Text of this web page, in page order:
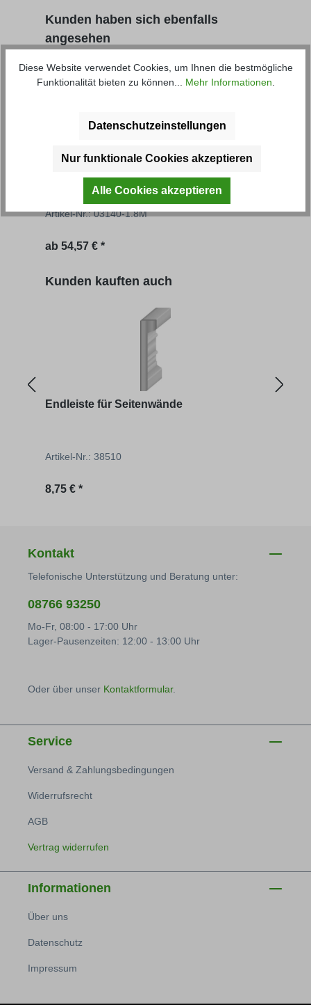
Produktgalerie überspringen
Kunden haben sich ebenfalls
angesehen
Aufsatzbordwand NS
Artikel-Nr.: 03140-1.8M
Regulärer Preis:
ab 54,57 € *
Produktgalerie überspringen
Kunden kauften auch
Endleiste für Seitenwände
Artikel-Nr.: 38510
Regulärer Preis:
8,75 € *
Kontakt
Telefonische Unterstützung und Beratung unter:
08766 93250
Mo-Fr, 08:00 - 17:00 Uhr
Lager-Pausenzeiten: 12:00 - 13:00 Uhr
Oder über unser Kontaktformular.
Service
Versand & Zahlungsbedingungen
Widerrufsrecht
AGB
Vertrag widerrufen
Informationen
Über uns
Datenschutz
Impressum
Diese Website verwendet Cookies, um Ihnen die bestmögliche
Funktionalität bieten zu können... Mehr Informationen
Datenschutzeinstellungen
Nur funktionale Cookies akzeptieren
Alle Cookies akzeptieren